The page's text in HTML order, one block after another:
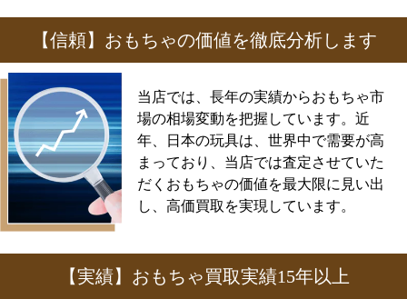
【信頼】おもちゃの価値を徹底分析します
当店では、長年の実績からおもちゃ市
場の相場変動を把握しています。近
年、日本の玩具は、世界中で需要が高
まっており、当店では査定させていた
だくおもちゃの価値を最大限に見い出
し、高価買取を実現しています。
【実績】おもちゃ買取実績15年以上